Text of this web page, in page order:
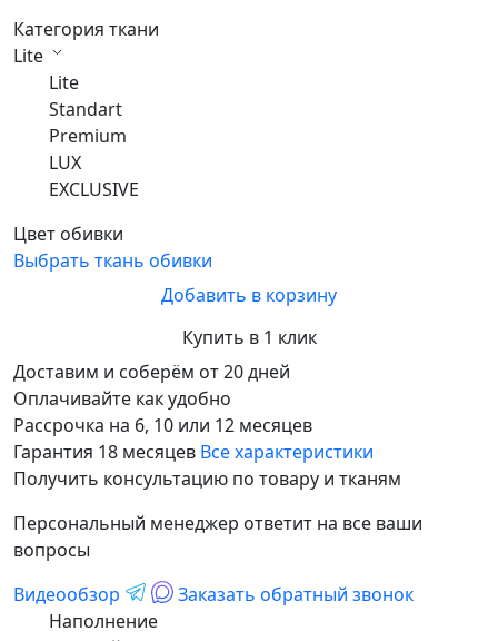
Категория ткани
Lite
Lite
Standart
Premium
LUX
EXCLUSIVE
Цвет обивки
Выбрать ткань обивки
Добавить в корзину
Купить в 1 клик
Доставим и соберём от 20 дней
Оплачивайте как удобно
Рассрочка на 6, 10 или 12 месяцев
Гарантия 18 месяцев Все характеристики
Получить консультацию по товару и тканям
Персональный менеджер ответит на все ваши
вопросы
Видеообзор
Заказать обратный звонок
Наполнение